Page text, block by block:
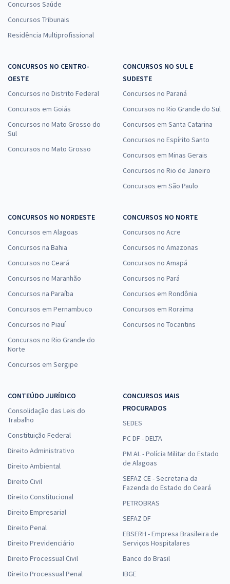
Concursos Saúde
Concursos Tribunais
Residência Multiprofissional
CONCURSOS NO CENTRO-
OESTE
Concursos no Distrito Federal
Concursos em Goiás
Concursos no Mato Grosso do
Sul
Concursos no Mato Grosso
CONCURSOS NO SUL E
SUDESTE
Concursos no Paraná
Concursos no Rio Grande do Sul
Concursos em Santa Catarina
Concursos no Espírito Santo
Concursos em Minas Gerais
Concursos no Rio de Janeiro
Concursos em São Paulo
CONCURSOS NO NORDESTE
Concursos em Alagoas
Concursos na Bahia
Concursos no Ceará
Concursos no Maranhão
Concursos na Paraíba
Concursos em Pernambuco
Concursos no Piauí
Concursos no Rio Grande do
Norte
Concursos em Sergipe
CONCURSOS NO NORTE
Concursos no Acre
Concursos no Amazonas
Concursos no Amapá
Concursos no Pará
Concursos em Rondônia
Concursos em Roraima
Concursos no Tocantins
CONTEÚDO JURÍDICO
Consolidação das Leis do
Trabalho
Constituição Federal
Direito Administrativo
Direito Ambiental
Direito Civil
Direito Constitucional
Direito Empresarial
Direito Penal
Direito Previdenciário
Direito Processual Civil
Direito Processual Penal
CONCURSOS MAIS
PROCURADOS
SEDES
PC DF - DELTA
PM AL - Polícia Militar do Estado
de Alagoas
SEFAZ CE - Secretaria da
Fazenda do Estado do Ceará
PETROBRAS
SEFAZ DF
EBSERH - Empresa Brasileira de
Serviços Hospitalares
Banco do Brasil
IBGE